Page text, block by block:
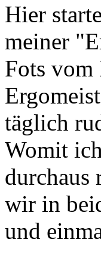
Hier
meiner
Fots vom
täglich
Womit
durchaus
wir in
und